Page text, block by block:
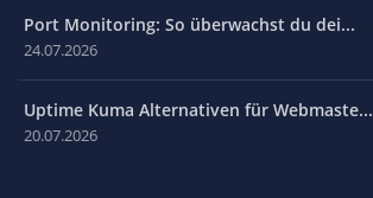
Port Monitoring: So überwachst du dei...
24.07.2026
Uptime Kuma Alternativen für Webmaste...
20.07.2026